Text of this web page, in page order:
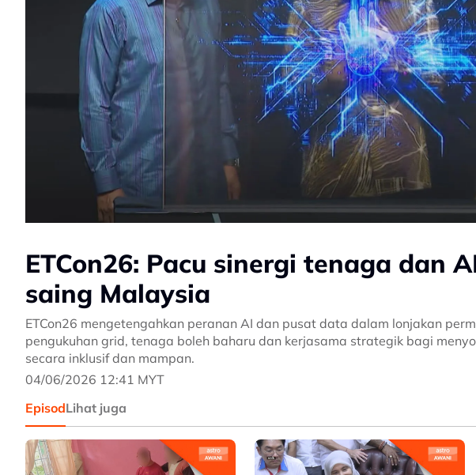
ETCon26: Pacu sinergi tenaga dan
saing Malaysia
ETCon26 mengetengahkan peranan AI dan pusat data dalam lonjakan
pengukuhan grid, tenaga boleh baharu dan kerjasama strategik bagi
secara inklusif dan mampan.
04/06/2026 12:41 MYT
EpisodLihat juga